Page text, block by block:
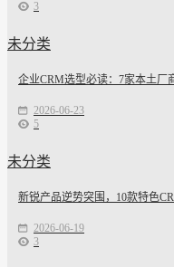
3
未分类
企业CRM选型必读：7家本土厂
2026-06-23
5
未分类
新锐产品逆势突围，10款特色
2026-06-19
3